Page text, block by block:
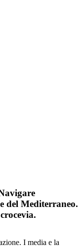
del Mediterraneo.
I media e la